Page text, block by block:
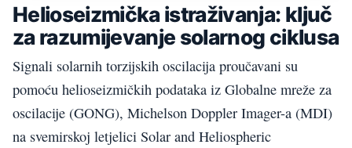
Helioseizmička istraživanja: ključ
za razumijevanje solarnog ciklusa
Signali solarnih torzijskih oscilacija proučavani su
pomoću helioseizmičkih podataka iz Globalne mreže za
oscilacije (GONG), Michelson Doppler Imager-a (MDI)
na svemirskoj letjelici Solar and Heliospheric